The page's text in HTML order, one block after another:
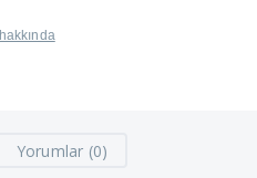
Yorumlar (0)